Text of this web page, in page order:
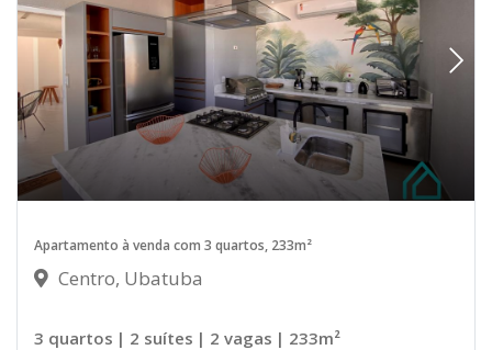
Apartamento à venda com 3 quartos, 233m²
Centro, Ubatuba
3 quartos | 2 suítes | 2 vagas | 233m²